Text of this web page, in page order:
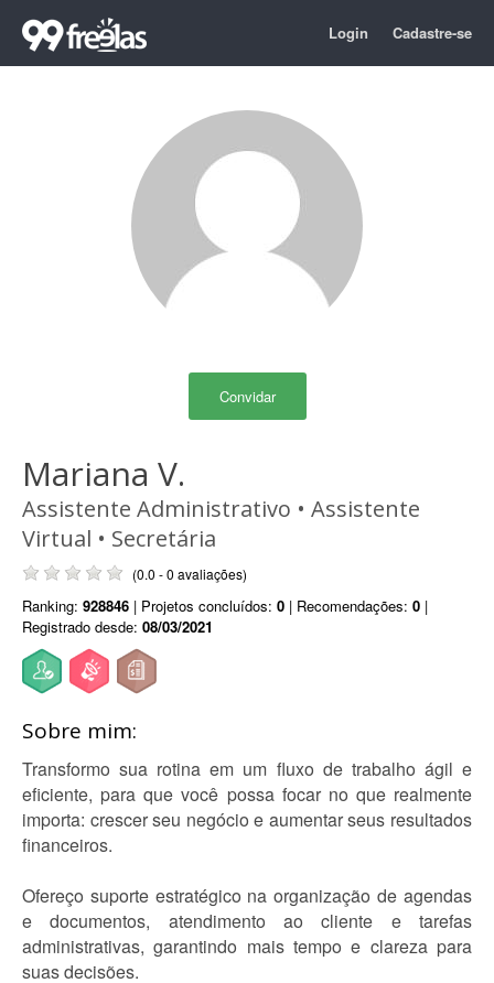
Login Cadastre-se
Convidar
Mariana V.
Assistente Administrativo • Assistente
Virtual • Secretária
(0.0 - 0 avaliações)
Ranking: 928846 | Projetos concluídos: 0 | Recomendações: 0 |
Registrado desde: 08/03/2021
Sobre mim:
Transformo sua rotina em um fluxo de trabalho ágil e
eficiente, para que você possa focar no que realmente
importa: crescer seu negócio e aumentar seus resultados
financeiros.
Ofereço suporte estratégico na organização de agendas
e documentos, atendimento ao cliente e tarefas
administrativas, garantindo mais tempo e clareza para
suas decisões.